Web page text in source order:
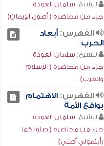
للشيخ: سلمان العودة
جزء من محاضرة ( أصول الإيمان)
الفهرس:أبعاد
الحرب
للشيخ: سلمان العودة
جزء من محاضرة ( الإسلام
والغرب)
الفهرس:الاهتمام
بواقع الأمة
للشيخ: سلمان العودة
جزء من محاضرة ( صلوا كما
رأيتموني أصلي)